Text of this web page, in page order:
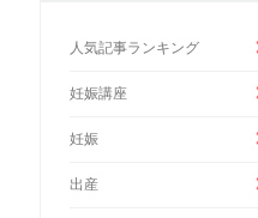
人気記事ランキング
妊娠講座
妊娠
出産